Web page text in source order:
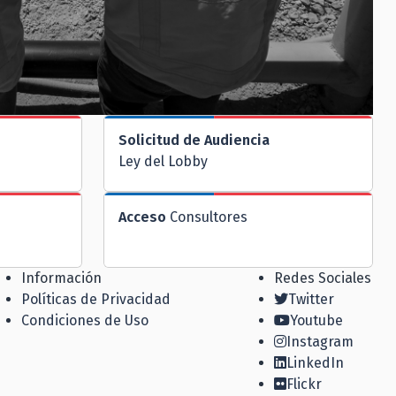
Solicitud de Audiencia
Ley del Lobby
Acceso Consultores
Información
Políticas de Privacidad
Condiciones de Uso
Redes Sociales
Twitter
Youtube
Instagram
LinkedIn
Flickr